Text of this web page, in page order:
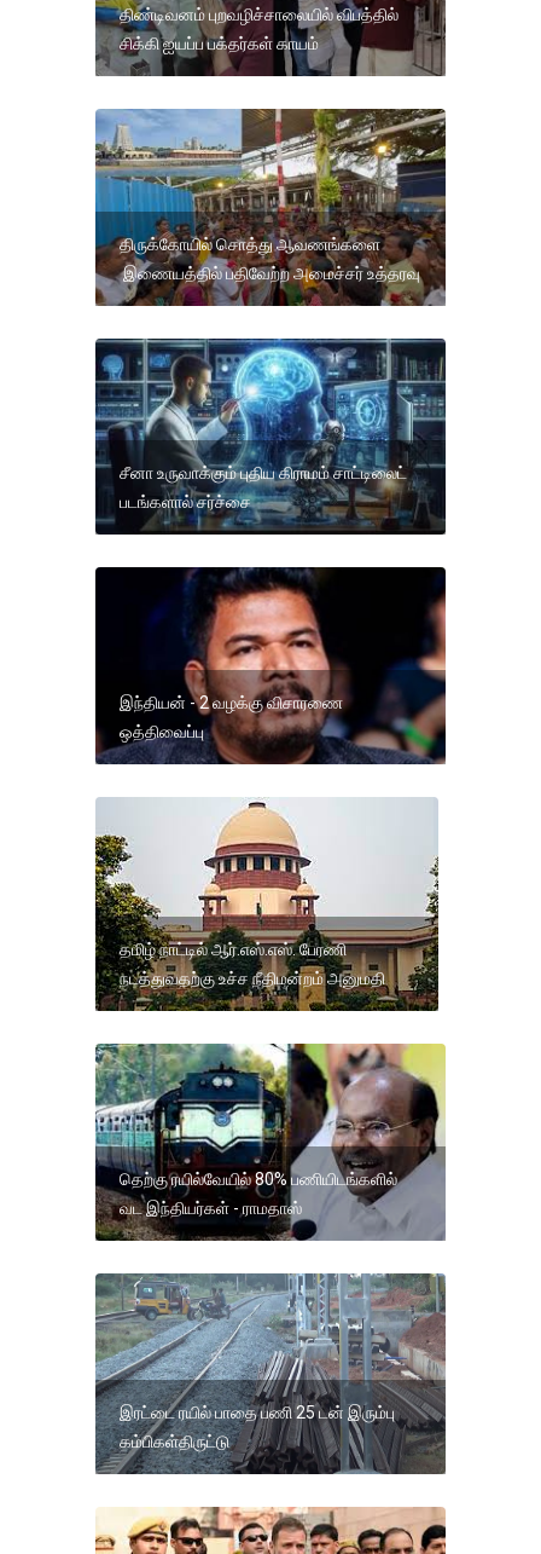
திண்டிவனம் புறவழிச்சாலையில் விபத்தில்
சிக்கி ஐயப்ப பக்தர்கள் காயம்
திருக்கோயில் சொத்து ஆவணங்களை
இணையத்தில் பதிவேற்ற அமைச்சர் உத்தரவு
சீனா உருவாக்கும் புதிய கிராமம் சாட்டிலைட்
படங்களால் சர்ச்சை
இந்தியன் - 2 வழக்கு விசாரணை
ஒத்திவைப்பு
தமிழ் நாட்டில் ஆர்.எஸ்.எஸ். பேரணி
நடத்துவதற்கு உச்ச நீதிமன்றம் அனுமதி
தெற்கு ரயில்வேயில் 80% பணியிடங்களில்
வட இந்தியர்கள் - ராமதாஸ்
இரட்டை ரயில் பாதை பணி 25 டன் இரும்பு
கம்பிகள்திருட்டு